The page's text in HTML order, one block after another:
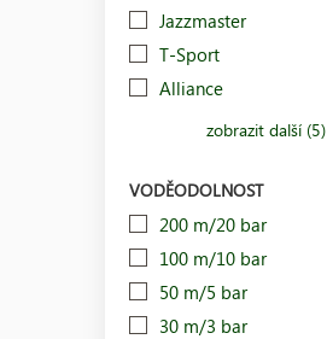
Jazzmaster
T-Sport
Alliance
zobrazit další (5)
VODĚODOLNOST
200 m/20 bar
100 m/10 bar
50 m/5 bar
30 m/3 bar